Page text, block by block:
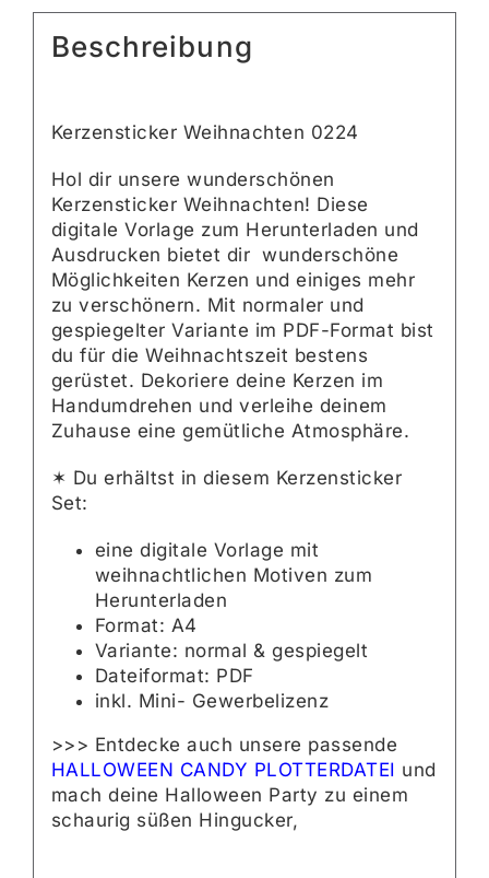
Beschreibung
Kerzensticker Weihnachten 0224
Hol dir unsere wunderschönen
Kerzensticker Weihnachten! Diese
digitale Vorlage zum Herunterladen und
Ausdrucken bietet dir wunderschöne
Möglichkeiten Kerzen und einiges mehr
zu verschönern. Mit normaler und
gespiegelter Variante im PDF-Format bist
du für die Weihnachtszeit bestens
gerüstet. Dekoriere deine Kerzen im
Handumdrehen und verleihe deinem
Zuhause eine gemütliche Atmosphäre.
✶ Du erhältst in diesem Kerzensticker
Set:
eine digitale Vorlage mit
weihnachtlichen Motiven zum
Herunterladen
Format: A4
Variante: normal & gespiegelt
Dateiformat: PDF
inkl. Mini- Gewerbelizenz
>>> Entdecke auch unsere passende
HALLOWEEN CANDY PLOTTERDATEI und
mach deine Halloween Party zu einem
schaurig süßen Hingucker,